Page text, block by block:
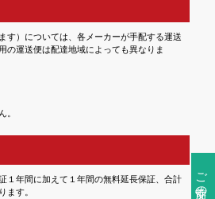
ご注文前の確認事項
す）については、各メーカーが手配する運送
の運送便は配達地域によっても異なりま
。
１年間に加えて１年間の無料延長保証、合計
ます。